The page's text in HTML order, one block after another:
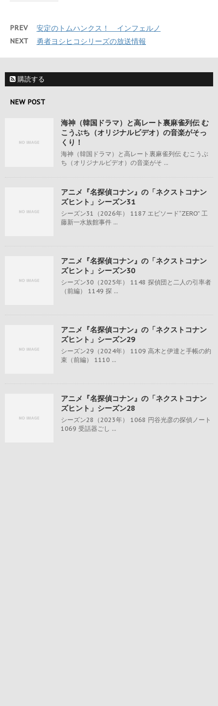
PREV 安定のトムハンクス！ インフェルノ
NEXT 勇者ヨシヒコシリーズの放送情報
購読する
NEW POST
海神（韓国ドラマ）と高レート裏麻雀列伝 む
こうぶち（オリジナルビデオ）の音楽がそっ
くり！
海神（韓国ドラマ）と高レート裏麻雀列伝 むこうぶ
ち（オリジナルビデオ）の音楽がそ ...
アニメ『名探偵コナン』の「ネクストコナン
ズヒント」シーズン31
シーズン31（2026年） 1187 エピソード“ZERO” 工
藤新一水族館事件 ...
アニメ『名探偵コナン』の「ネクストコナン
ズヒント」シーズン30
シーズン30（2025年） 1148 探偵団と二人の引率者
（前編） 1149 探 ...
アニメ『名探偵コナン』の「ネクストコナン
ズヒント」シーズン29
シーズン29（2024年） 1109 高木と伊達と手帳の約
束（前編） 1110 ...
アニメ『名探偵コナン』の「ネクストコナン
ズヒント」シーズン28
シーズン28（2023年） 1068 円谷光彦の探偵ノート
1069 受話器ごし ...